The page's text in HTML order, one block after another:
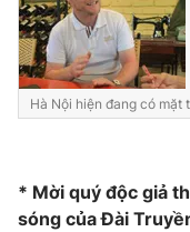
Video
VTV Money
VTV Sức khoẻ
Hà Nội hiện đang có mặt
* Mời quý độc giả
sóng của Đài